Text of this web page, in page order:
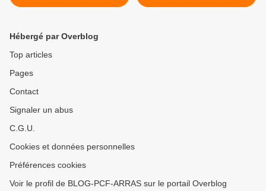
en souriant ! >
Hébergé par Overblog
Top articles
Pages
Contact
Signaler un abus
C.G.U.
Cookies et données personnelles
Préférences cookies
Voir le profil de BLOG-PCF-ARRAS sur le portail Overblog